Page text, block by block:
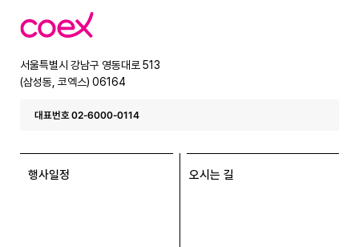
코
엑
서울특별시 강남구 영동대로 513
(삼성동, 코엑스) 06164
대표번호 02-6000-0114
행사일정 오시는 길